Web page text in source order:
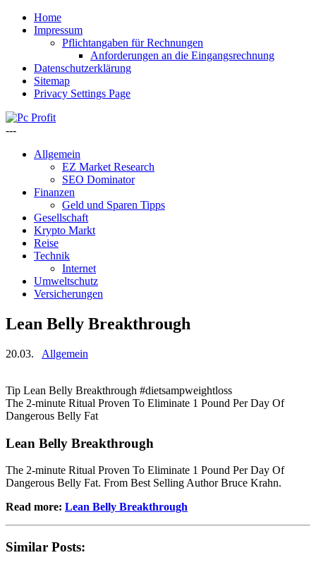
Home
Impressum
Pflichtangaben für Rechnungen
Anforderungen an die Eingangsrechnung
Datenschutzerklärung
Sitemap
Privacy Settings Page
---
Allgemein
EZ Market Research
SEO Dominator
Finanzen
Geld und Sparen Tipps
Gesellschaft
Krypto Markt
Reise
Technik
Internet
Umweltschutz
Versicherungen
Lean Belly Breakthrough
20.03. Allgemein
Tip Lean Belly Breakthrough #dietsampweightloss
The 2-minute Ritual Proven To Eliminate 1 Pound Per Day Of
Dangerous Belly Fat
Lean Belly Breakthrough
The 2-minute Ritual Proven To Eliminate 1 Pound Per Day Of
Dangerous Belly Fat. From Best Selling Author Bruce Krahn.
Read more: Lean Belly Breakthrough
Similar Posts: